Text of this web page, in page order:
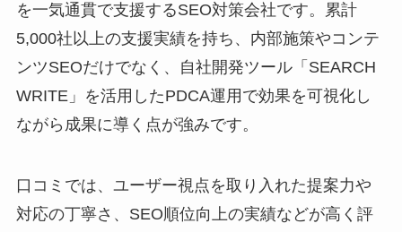
を一気通貫で支援するSEO対策会社です。累計
5,000社以上の支援実績を持ち、内部施策やコンテ
ンツSEOだけでなく、自社開発ツール「SEARCH
WRITE」を活用したPDCA運用で効果を可視化し
ながら成果に導く点が強みです。
口コミでは、ユーザー視点を取り入れた提案力や
対応の丁寧さ、SEO順位向上の実績などが高く評